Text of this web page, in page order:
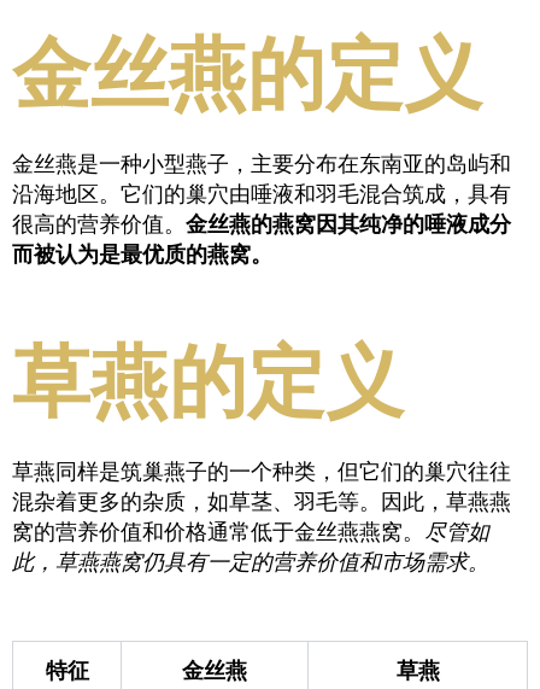
金丝燕的定义
金丝燕是一种小型燕子，主要分布在东南亚的岛屿和
沿海地区。它们的巢穴由唾液和羽毛混合筑成，具有
很高的营养价值。 金丝燕的燕窝因其纯净的唾液成分
而被认为是最优质的燕窝。
草燕的定义
草燕同样是筑巢燕子的一个种类，但它们的巢穴往往
混杂着更多的杂质，如草茎、羽毛等。因此，草燕燕
窝的营养价值和价格通常低于金丝燕燕窝。 尽管如
此，草燕燕窝仍具有一定的营养价值和市场需求。
特征 金丝燕 草燕